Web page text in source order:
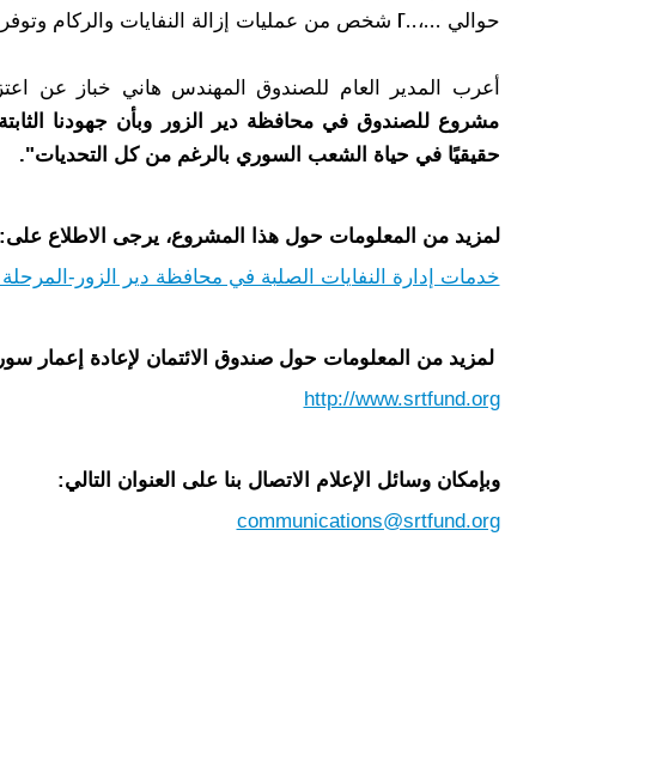
حوالي 200،000 شخص من عمليات إزالة النفايات والركام وتوفر فرص عمل في شرق دير الزور.
أعرب المدير العام للصندوق المهندس هاني خباز عن
مشروع للصندوق في محافظة دير الزور وبأن جهودنا
حقيقيًا في حياة الشعب السوري بالرغم من كل التحديات".
لمزيد من المعلومات حول هذا المشروع، يرجى الاطلاع على:
خدمات إدارة النفايات الصلبة في محافظة دير الزور-المرحلة
لمزيد من المعلومات حول صندوق الائتمان لإعادة إعمار
http://www.srtfund.org
وبإمكان وسائل الإعلام الاتصال بنا على العنوان التالي:
communications@srtfund.org